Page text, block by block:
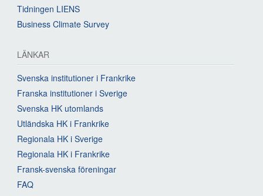
Tidningen LIENS
Business Climate Survey
LÄNKAR
Svenska institutioner i Frankrike
Franska institutioner i Sverige
Svenska HK utomlands
Utländska HK i Frankrike
Regionala HK i Sverige
Regionala HK i Frankrike
Fransk-svenska föreningar
FAQ